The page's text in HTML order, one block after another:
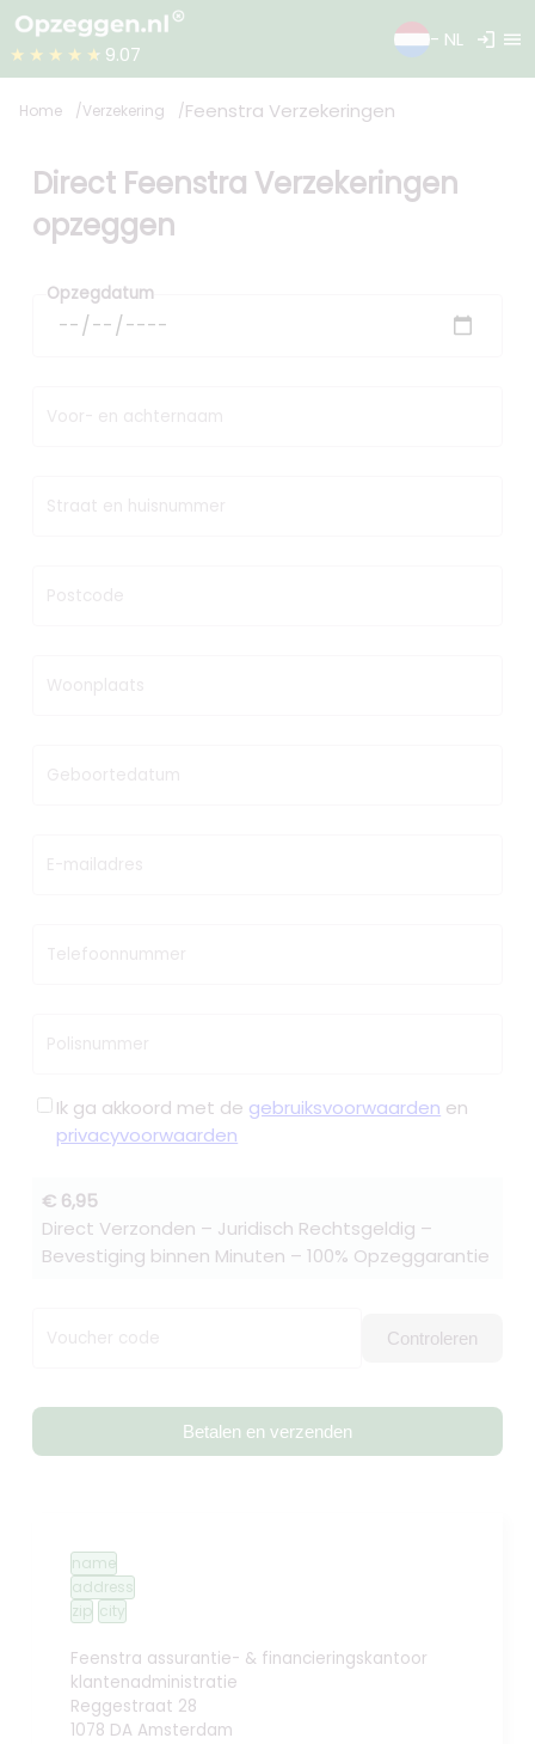
★★★★★ 9.07
- NL login menu
Home Verzekering Feenstra Verzekeringen
Direct Feenstra Verzekeringen
opzeggen
Opzegdatum
Voor- en achternaam
Straat en huisnummer
Postcode
Woonplaats
Geboortedatum
E-mailadres
Telefoonnummer
Polisnummer
Ik ga akkoord met de gebruiksvoorwaarden en
privacyvoorwaarden
€ 6,95
Direct Verzonden – Juridisch Rechtsgeldig –
Bevestiging binnen Minuten – 100% Opzeggarantie
Voucher code Controleren
Betalen en verzenden
name
address
zip city
Feenstra assurantie- & financieringskantoor
klantenadministratie
Reggestraat 28
1078 DA Amsterdam